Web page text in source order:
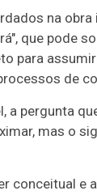
na
que pode
para
de
a pergunta
mas o
conceitual e